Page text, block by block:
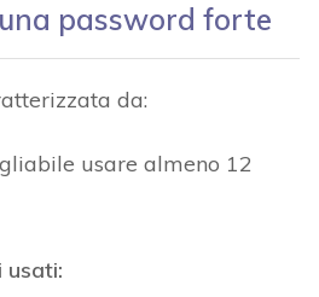
password forte
da:
usare almeno 12
usati: